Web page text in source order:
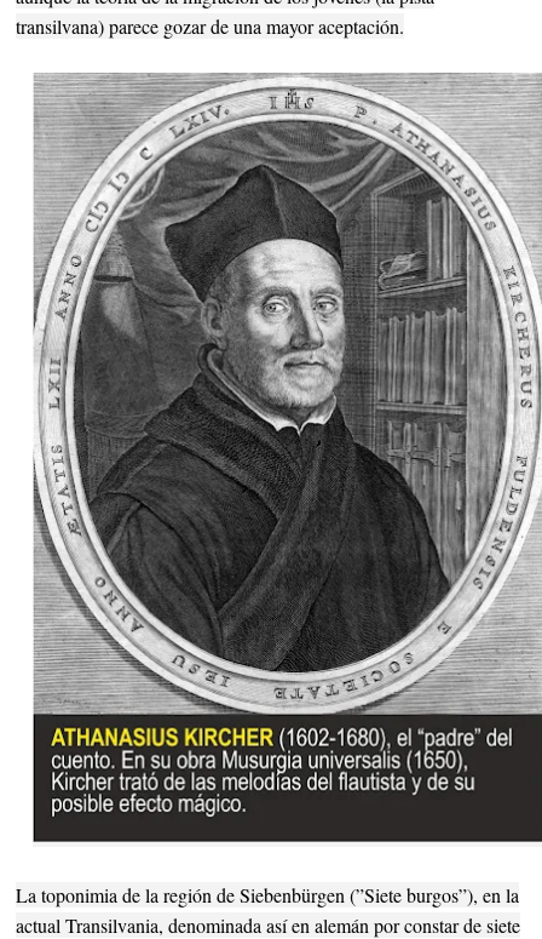
transilvana) parece gozar de una mayor aceptación.
La toponimia de la región de Siebenbürgen (”Siete burgos”), en la
actual Transilvania, denominada así en alemán por constar de siete